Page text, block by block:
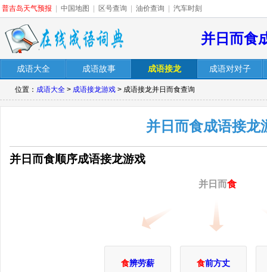
普吉岛天气预报 中国地图 区号查询 油价查询 汽车时刻
并日而食
成语大全 成语故事 成语接龙 成语对对子
位置： 成语大全 > 成语接龙游戏 > 成语接龙并日而食查询
并日而食成语接龙
并日而食顺序成语接龙游戏
并日而食
食辨劳薪 食前方丈